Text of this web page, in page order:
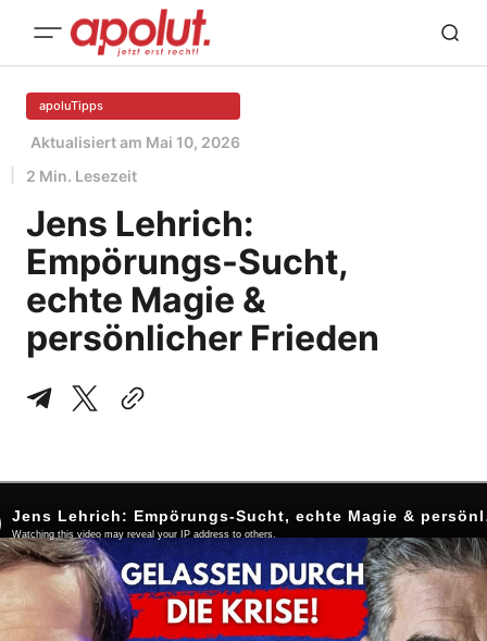
apoluTipps
Aktualisiert am Mai 10, 2026
2 Min. Lesezeit
Jens Lehrich:
Empörungs-Sucht,
echte Magie &
persönlicher Frieden